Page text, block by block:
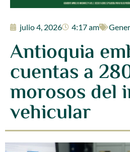
julio 4, 2026 4:17 am
Antioquia
cuentas a
morosos del
vehicular